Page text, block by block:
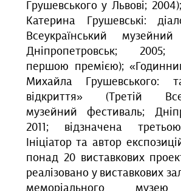
Грушевського у Львові;
Катерина Грушевські:
Всеукраїнський
Дніпропетровськ; 2005;
першою премією);
Михайла Грушевського:
відкриття» (Третій
музейний фестиваль;
2011; відзначена
Ініціатор та автор
понад 20 виставкових
реалізовано у виставкових
меморіального